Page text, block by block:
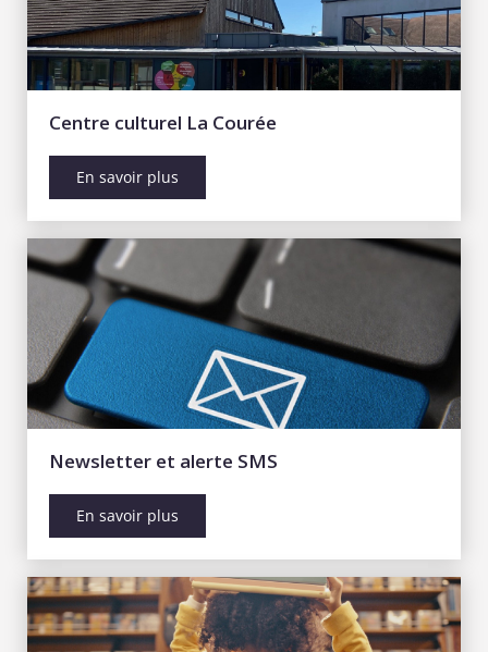
Centre culturel La Courée
En savoir plus
Newsletter et alerte SMS
En savoir plus